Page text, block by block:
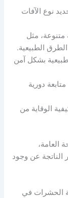
نوع الآفات
متنوعة، مثل
الطبيعية.
بشكل آمن
دورية
الوقاية من
العامة،
الناتجة عن وجود
الحشرات في